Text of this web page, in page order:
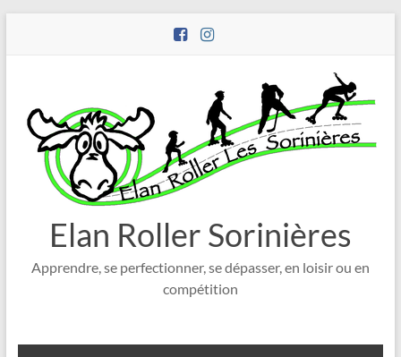
Elan Roller Sorinières
Apprendre, se perfectionner, se dépasser, en loisir ou en
compétition